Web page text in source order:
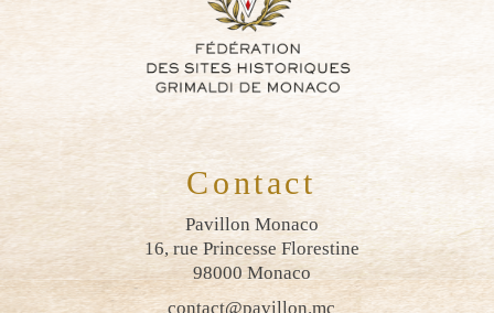
Contact
Pavillon Monaco
16, rue Princesse Florestine
98000 Monaco
contact@pavillon.mc